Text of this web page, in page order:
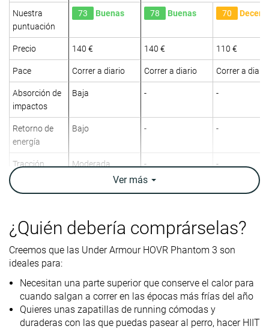
Nuestra
puntuación
73 Buenas 78 Buenas 70
Precio 140 € 140 € 110 €
Pace Correr a diario Correr a diario Correr a diario
Absorción de
impactos
Baja - -
Retorno de
energía
Bajo - -
Tracción Moderada - -
Arch support Neutral
laboratorio
Peso marca
11.1 oz / 315g 10.4 oz / 295g 10 oz / 283g
Drop
laboratorio
Drop marca
9.0 mm
Técnica de
carrera
Talón Talón
Ver más
¿Quién debería comprárselas?
Creemos que las Under Armour HOVR Phantom 3 son
ideales para:
Necesitan una parte superior que conserve el calor para
cuando salgan a correr en las épocas más frías del año
Quieres unas zapatillas de running cómodas y
duraderas con las que puedas pasear al perro, hacer HIIT